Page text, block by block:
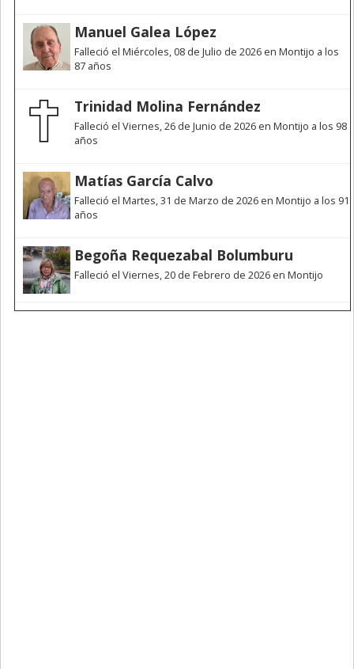
Manuel Galea López
Falleció el Miércoles, 08 de Julio de 2026 en Montijo a los
87 años
Trinidad Molina Fernández
Falleció el Viernes, 26 de Junio de 2026 en Montijo a los 98
años
Matías García Calvo
Falleció el Martes, 31 de Marzo de 2026 en Montijo a los 91
años
Begoña Requezabal Bolumburu
Falleció el Viernes, 20 de Febrero de 2026 en Montijo